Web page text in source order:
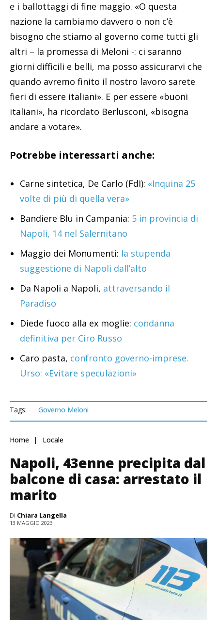
e i ballottaggi di fine maggio. «O questa
nazione la cambiamo davvero o non c’è
bisogno che stiamo al governo come tutti gli
altri – la promessa di Meloni -: ci saranno
giorni difficili e belli, ma posso assicurarvi che
quando avremo finito il nostro lavoro sarete
fieri di essere italiani». E per essere «buoni
italiani», ha ricordato Berlusconi, «bisogna
andare a votare».
Potrebbe interessarti anche:
Carne sintetica, De Carlo (FdI): «Inquina 25
volte di più di quella vera»
Bandiere Blu in Campania: 5 in provincia di
Napoli, 14 nel Salernitano
Maggio dei Monumenti: la stupenda
suggestione di Napoli dall’alto
Da Napoli a Napoli, attraversando il
Paradiso
Diede fuoco alla ex moglie: condanna
definitiva per Ciro Russo
Caro pasta, confronto governo-imprese.
Urso: «Evitare speculazioni»
Tags: Governo Meloni
Home Locale
Napoli, 43enne precipita dal
balcone di casa: arrestato il
marito
Di Chiara Langella
13 MAGGIO 2023